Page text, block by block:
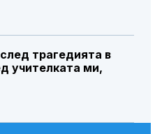
трагедията в
учителката ми,